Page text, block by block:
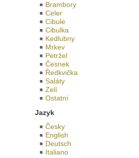
Brambory
Celer
Cibule
Cibulka
Kedlubny
Mrkev
Petržel
Česnek
Ředkvička
Saláty
Zelí
Ostatní
Jazyk
Česky
English
Deutsch
Italiano